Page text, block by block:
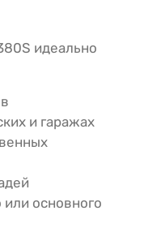
идеально
и гаражах
основного